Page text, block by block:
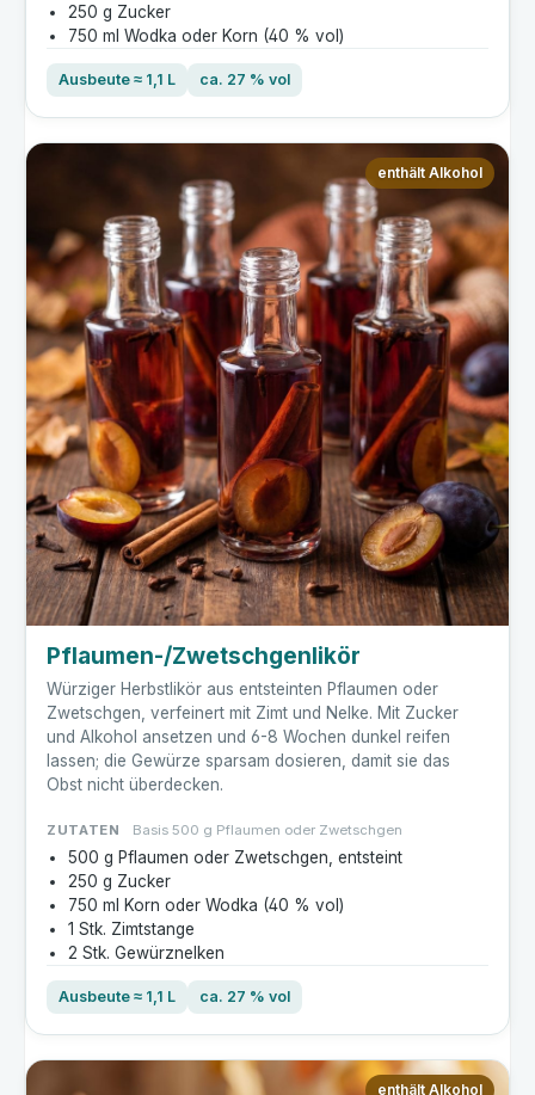
250 g Zucker
750 ml Wodka oder Korn (40 % vol)
Ausbeute ≈ 1,1 L ca. 27 % vol
enthält Alkohol
Pflaumen-/Zwetschgenlikör
Würziger Herbstlikör aus entsteinten Pflaumen oder
Zwetschgen, verfeinert mit Zimt und Nelke. Mit Zucker
und Alkohol ansetzen und 6-8 Wochen dunkel reifen
lassen; die Gewürze sparsam dosieren, damit sie das
Obst nicht überdecken.
ZUTATEN Basis 500 g Pflaumen oder Zwetschgen
500 g Pflaumen oder Zwetschgen, entsteint
250 g Zucker
750 ml Korn oder Wodka (40 % vol)
1 Stk. Zimtstange
2 Stk. Gewürznelken
Ausbeute ≈ 1,1 L ca. 27 % vol
enthält Alkohol